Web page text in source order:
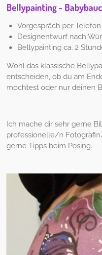
Bellypainting -
Vorgespräch per Telefon
Designentwurf nach
Bellypainting ca. 2
Wohl das klassische
entscheiden, ob du am
möchtest oder nur deinen
Ich mache dir sehr gerne
professionelle/n
gerne Tipps beim Posing.